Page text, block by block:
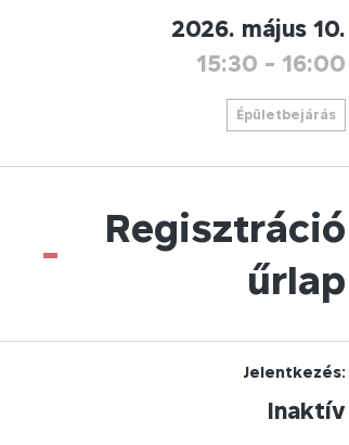
2026. május 10.
15:30 - 16:00
Épületbejárás
Regisztráció
űrlap
-
Jelentkezés:
Inaktív